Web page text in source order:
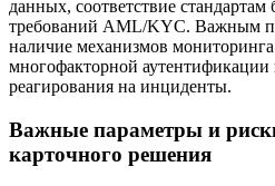
данных, соответствие стандартам
требований AML/KYC. Важным
наличие механизмов
многофакторной аутентификации
реагирования на инциденты.
Важные параметры и
карточного решения